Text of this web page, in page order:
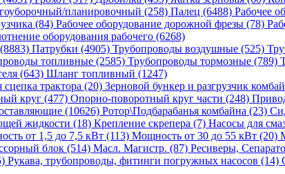
планировочный (258) Палец (6488) Рабочее
(84) Рабочее оборудование дорожной фрезы (78)
оборудования рабочего (6268)
Патрубки (4905) Трубопроводы воздушные (525)
топливные (2585) Трубопроводы тормозные (789)
(643) Шланг топливный (1247)
сцепка трактора (20) Зерновой бункер и разгрузчик
круг (477) Опорно-поворотный круг части (248)
(10626) Ротор\Подбарабанья комбайна (23)
жидкости (18) Крепление скрепера (7) Насосы для
от 1,5 до 7,5 кВт (113) Мощность от 30 до 55 кВт (20)
блок (514) Масл. Магистр. (87) Ресиверы,
Рукава, трубопроводы, фитинги погружных насосов (14)